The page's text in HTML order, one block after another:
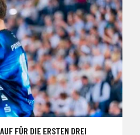
FÜR DIE ERSTEN DREI